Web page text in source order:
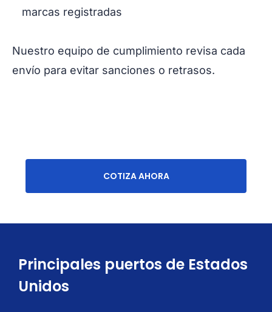
marcas registradas
Nuestro equipo de cumplimiento revisa cada
envío para evitar sanciones o retrasos.
COTIZA AHORA
Principales puertos de Estados
Unidos